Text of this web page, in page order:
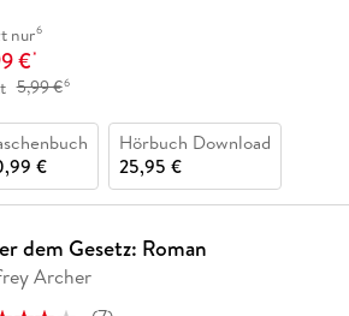
nur6
€*
5,99 €6
€
Hörbuch Download
25,95 €
dem Gesetz: Roman
Archer